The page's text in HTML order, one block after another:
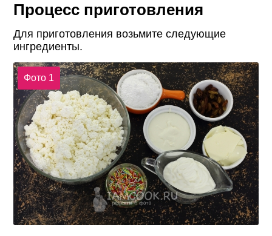
Процесс приготовления
Для приготовления возьмите следующие
ингредиенты.
Фото 1